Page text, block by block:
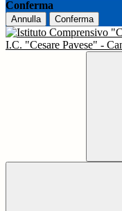
Conferma
Annulla Conferma
I.C. "Cesare Pavese" -